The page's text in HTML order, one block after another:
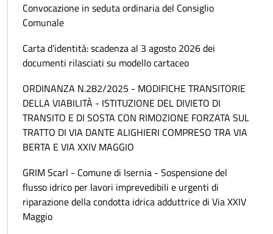
Convocazione in seduta ordinaria del Consiglio
Comunale
Carta d’identità: scadenza al 3 agosto 2026 dei
documenti rilasciati su modello cartaceo
ORDINANZA N.282/2025 - MODIFICHE TRANSITORIE
DELLA VIABILITÀ - ISTITUZIONE DEL DIVIETO DI
TRANSITO E DI SOSTA CON RIMOZIONE FORZATA SUL
TRATTO DI VIA DANTE ALIGHIERI COMPRESO TRA VIA
BERTA E VIA XXIV MAGGIO
GRIM Scarl - Comune di Isernia - Sospensione del
flusso idrico per lavori imprevedibili e urgenti di
riparazione della condotta idrica adduttrice di Via XXIV
Maggio